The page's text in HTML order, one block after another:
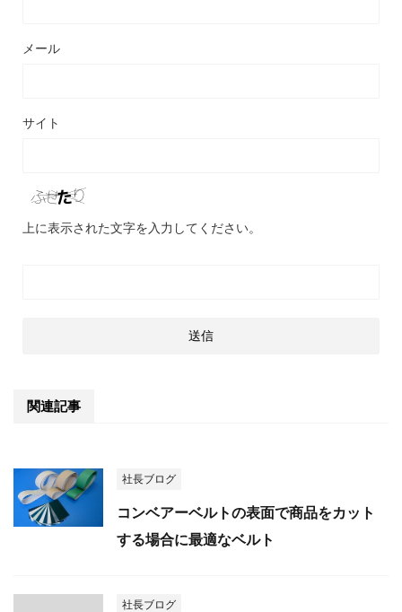
メール
サイト
上に表示された文字を入力してください。
関連記事
社長ブログ
コンベアーベルトの表面で商品をカット
する場合に最適なベルト
社長ブログ